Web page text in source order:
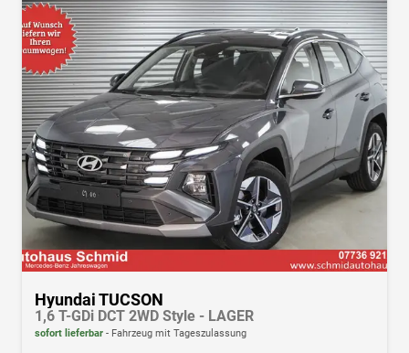
Hyundai TUCSON
1,6 T-GDi DCT 2WD Style - LAGER
sofort lieferbar Fahrzeug mit Tageszulassung